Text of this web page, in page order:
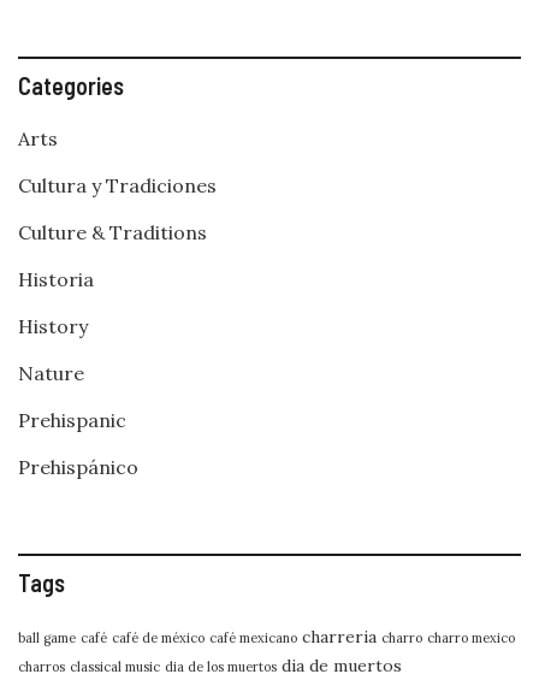
Categories
Arts
Cultura y Tradiciones
Culture & Traditions
Historia
History
Nature
Prehispanic
Prehispánico
Tags
ball game café café de méxico café mexicano charreria charro charro mexico
charros classical music dia de los muertos dia de muertos